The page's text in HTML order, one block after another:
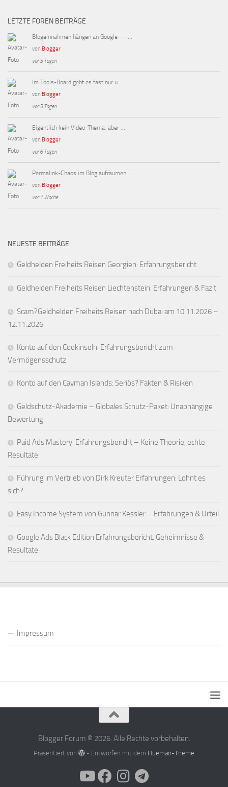
LETZTE FOREN BEITRÄGE
Blogeinnahmen hängen an Google — …
von Blogger
vor 5 Tagen
Im Tools-Board geht es fast nur u …
von Blogger
vor 5 Tagen
Eigentlich kein Video-Thema, aber …
von Blogger
vor 6 Tagen
Permalink-Chaos im Blog aufräumen …
von Blogger
vor 1 Woche
NEUESTE BEITRÄGE
Geldhelden Freiheits Reisen Georgien: Erfahrungsbericht
Geldhelden Freiheits Reisen Liechtenstein: Erfahrungen & Fazit
Scam?Geldhelden Freiheits Reisen nach Dubai am 10.11.2026 –
12.11.2026
Konto auf den Cookinseln: Erfahrungsbericht zum
Vermögensschutz
Konto auf den Cayman Islands: Seriös? Fakten & Risiken
Geldschutz-Akademie – Globales Schutz-Paket: Unabhängige
Bewertung
Paid Ads Mastery: Erfahrungsbericht – Keine Theorie, echte
Resultate
Führung im Vertrieb von Dirk Kreuter Erfahrungen: Lohnt es
sich?
Easy Income System von Gunnar Kessler – Erfahrungen & Urteil
Google Ads Black Edition Erfahrungsbericht: Geheimnisse &
Resultate
Impressum
Blogger Forum © 2026. Alle Rechte vorbehalten.
Präsentiert von - Entworfen mit dem Hueman-Theme